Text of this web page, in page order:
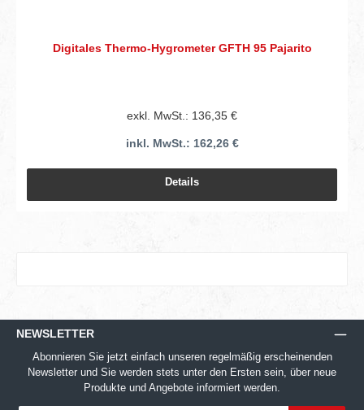
Digitales Thermo-Hygrometer GFTH 95 Pajarito
exkl. MwSt.: 136,35 €
inkl. MwSt.: 162,26 €
Details
NEWSLETTER
Abonnieren Sie jetzt einfach unseren regelmäßig erscheinenden
Newsletter und Sie werden stets unter den Ersten sein, über neue
Produkte und Angebote informiert werden.